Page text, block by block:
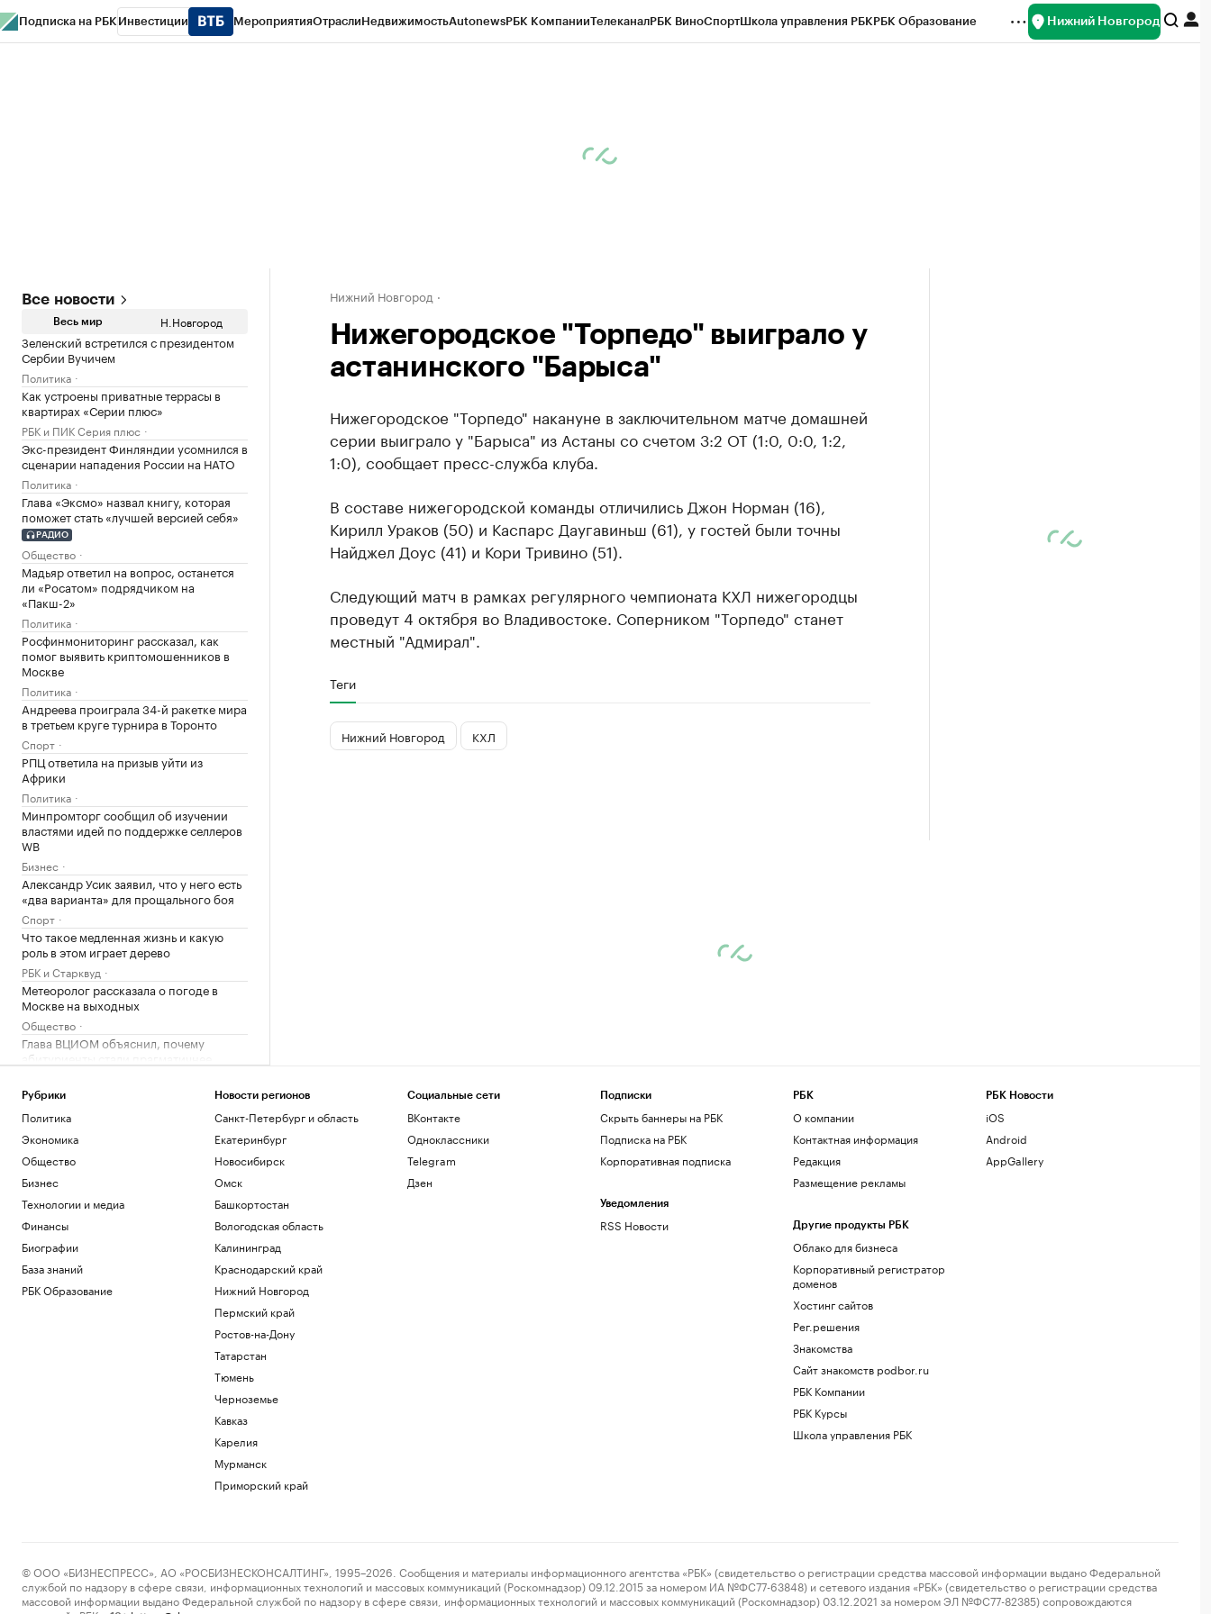
Подписка на РБК Инвестиции МероприятияОтраслиНедвижимостьAutonewsРБК КомпанииТелеканалРБК ВиноСпортШкола управления РБКРБК Образование Нижний Новгород
Все новости
Весь мир Н.Новгород
Зеленский встретился с президентом
Сербии Вучичем
Политика
Как устроены приватные террасы в
квартирах «Серии плюс»
РБК и ПИК Серия плюс
Экс-президент Финляндии усомнился в
сценарии нападения России на НАТО
Политика
Глава «Эксмо» назвал книгу, которая
поможет стать «лучшей версией себя»
РАДИО
Общество
Мадьяр ответил на вопрос, останется
ли «Росатом» подрядчиком на
«Пакш-2»
Политика
Росфинмониторинг рассказал, как
помог выявить криптомошенников в
Москве
Политика
Андреева проиграла 34-й ракетке мира
в третьем круге турнира в Торонто
Спорт
РПЦ ответила на призыв уйти из
Африки
Политика
Минпромторг сообщил об изучении
властями идей по поддержке селлеров
WB
Бизнес
Александр Усик заявил, что у него есть
«два варианта» для прощального боя
Спорт
Что такое медленная жизнь и какую
роль в этом играет дерево
РБК и Старквуд
Метеоролог рассказала о погоде в
Москве на выходных
Общество
Глава ВЦИОМ объяснил, почему
абитуриенты стали прагматичнее
Власти США поддержали Свято-
Троицкий монастырь РПЦЗ в борьбе с
ветряками
Общество
Трамп обжалует запрет на
строительство бального зала в Белом
Политика
Как выглядит портрет абитуриента в
2026 году. Видео РБК
Общество
В США рассказали, как помогли
снарядам из Сербии попасть на
Будущее Ходынского поля: от пашни и
Нижний Новгород
Нижегородское "Торпедо" выиграло у
астанинского "Барыса"
Нижегородское "Торпедо" накануне в заключительном матче домашней
серии выиграло у "Барыса" из Астаны со счетом ​3:2 ОТ (1:0, 0:0, 1:2,
1:0), сообщает пресс-служба клуба.
В составе нижегородской команды отличились Джон Норман (16),
Кирилл Ураков (50) и Каспарс Даугавиньш (61), у гостей были точны
Найджел Доус (41) и Кори Тривино (51).
Следующий матч в рамках регулярного чемпионата КХЛ нижегородцы
проведут 4 октября во Владивостоке. Соперником "Торпедо" станет
местный "Адмирал".
Теги
Нижний Новгород КХЛ
Рубрики
Политика
Экономика
Общество
Бизнес
Технологии и медиа
Финансы
Биографии
База знаний
РБК Образование
Новости регионов
Санкт-Петербург и область
Екатеринбург
Новосибирск
Омск
Башкортостан
Вологодская область
Калининград
Краснодарский край
Нижний Новгород
Пермский край
Ростов-на-Дону
Татарстан
Тюмень
Черноземье
Кавказ
Карелия
Мурманск
Приморский край
Социальные сети
ВКонтакте
Одноклассники
Telegram
Дзен
Подписки
Скрыть баннеры на РБК
Подписка на РБК
Корпоративная подписка
Уведомления
RSS Новости
РБК
О компании
Контактная информация
Редакция
Размещение рекламы
Другие продукты РБК
Облако для бизнеса
Корпоративный регистратор
доменов
Хостинг сайтов
Рег.решения
Знакомства
Сайт знакомств podbor.ru
РБК Компании
РБК Курсы
Школа управления РБК
РБК Новости
iOS
Android
AppGallery
© ООО «БИЗНЕСПРЕСС», АО «РОСБИЗНЕСКОНСАЛТИНГ», 1995–2026. Сообщения и материалы информационного агентства «РБК» (свидетельство о регистрации средства массовой информации выдано Федеральной
службой по надзору в сфере связи, информационных технологий и массовых коммуникаций (Роскомнадзор) 09.12.2015 за номером ИА №ФС77-63848) и сетевого издания «РБК» (свидетельство о регистрации средства
массовой информации выдано Федеральной службой по надзору в сфере связи, информационных технологий и массовых коммуникаций (Роскомнадзор) 03.12.2021 за номером ЭЛ №ФС77-82385) сопровождаются